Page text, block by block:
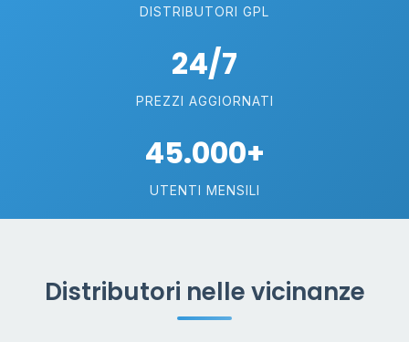
DISTRIBUTORI GPL
24/7
PREZZI AGGIORNATI
45.000+
UTENTI MENSILI
Distributori nelle vicinanze